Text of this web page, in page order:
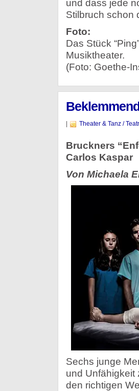
und dass jede
Stilbruch schon
Foto:
Das Stück
Musiktheater.
(Foto: Goethe-
Theater & Tanz /
Bruckners
Carlos Kaspar
Von Michaela
Sechs junge
und Unfähigkeit
den richtigen